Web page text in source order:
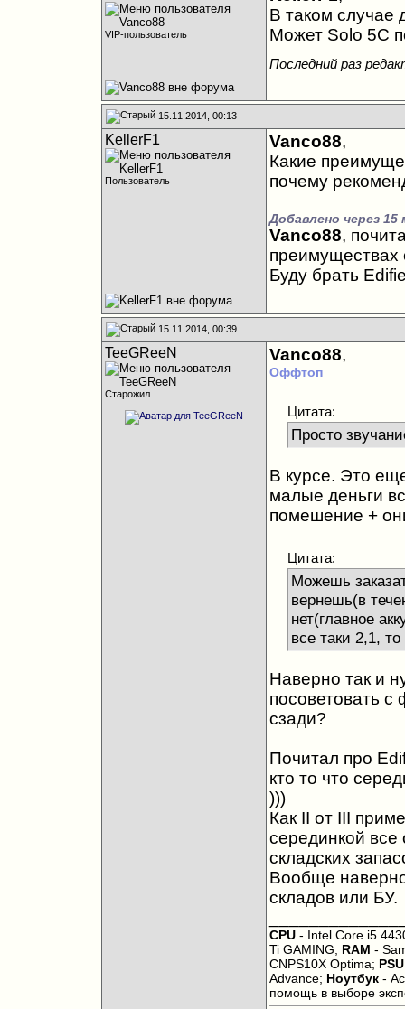
VIP-пользователь
В таком случае
Может Solo 5C
Последний раз
15.11.2014, 00:13
KellerF1
Пользователь
Vanco88,
Какие
почему
Добавлено через
Vanco88,
преимуществах
Буду брать
15.11.2014, 00:39
TeeGReeN
Старожил
Vanco88,
Оффтоп
Цитата:
Просто
В курсе. Это
малые деньги
помешение +
Цитата:
Можешь
вернешь(в
нет(главное
все таки 2,1,
Наверно так и
посоветовать с
сзади?
Почитал про
кто то что
)))
Как II от III
серединкой
складских
Вообще
складов или БУ.
CPU- Intel Core i5
Ti GAMING; RAM -
CNPS10X Optima; PSU
Advance; Ноутбук-
помощь в выборе